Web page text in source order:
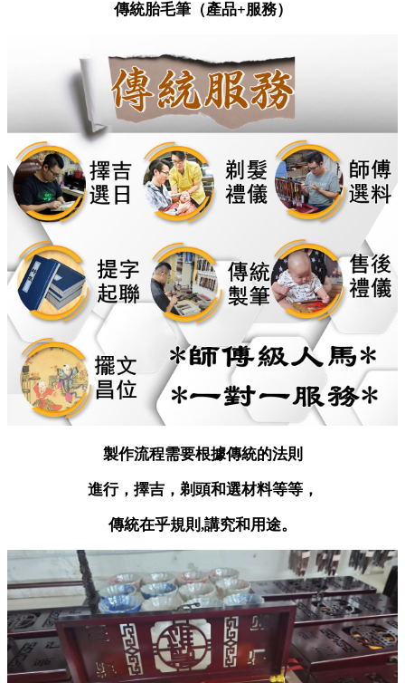
傳統胎毛筆（產品+服務）
製作流程需要根據傳統的法則
進行，擇吉，剃頭和選材料等等，
傳統在乎規則,講究和用途。